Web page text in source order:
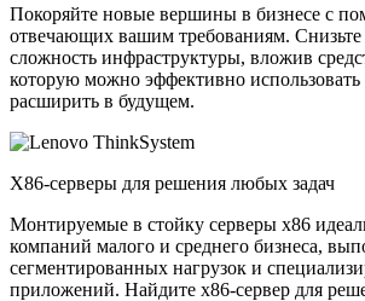
Покоряйте новые вершины в бизнесе с
отвечающих вашим требованиям. Снизьте
сложность инфраструктуры, вложив
которую можно эффективно использовать
расширить в будущем.
X86-серверы для решения любых задач
Монтируемые в стойку серверы x86
компаний малого и среднего бизнеса,
сегментированных нагрузок и
приложений. Найдите x86-сервер для